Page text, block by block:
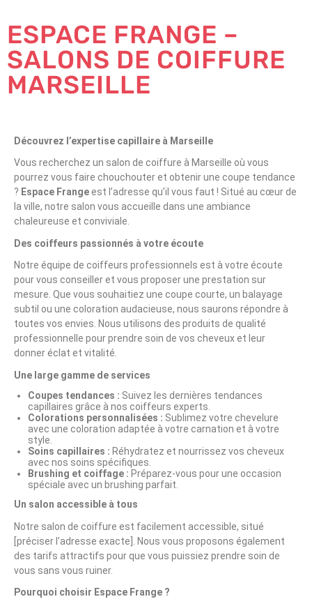
ESPACE FRANGE –
SALONS DE COIFFURE
MARSEILLE
Découvrez l’expertise capillaire à Marseille
Vous recherchez un salon de coiffure à Marseille où vous
pourrez vous faire chouchouter et obtenir une coupe tendance
? Espace Frangeest l’adresse qu’il vous faut ! Situé au cœur de
la ville, notre salon vous accueille dans une ambiance
chaleureuse et conviviale.
Des coiffeurs passionnés à votre écoute
Notre équipe de coiffeurs professionnels est à votre écoute
pour vous conseiller et vous proposer une prestation sur
mesure. Que vous souhaitiez une coupe courte, un balayage
subtil ou une coloration audacieuse, nous saurons répondre à
toutes vos envies. Nous utilisons des produits de qualité
professionnelle pour prendre soin de vos cheveux et leur
donner éclat et vitalité.
Une large gamme de services
Coupes tendances : Suivez les dernières tendances
capillaires grâce à nos coiffeurs experts.
Colorations personnalisées : Sublimez votre chevelure
avec une coloration adaptée à votre carnation et à votre
style.
Soins capillaires : Réhydratez et nourrissez vos cheveux
avec nos soins spécifiques.
Brushing et coiffage : Préparez-vous pour une occasion
spéciale avec un brushing parfait.
Un salon accessible à tous
Notre salon de coiffure est facilement accessible, situé
[préciser l’adresse exacte]. Nous vous proposons également
des tarifs attractifs pour que vous puissiez prendre soin de
vous sans vous ruiner.
Pourquoi choisir Espace Frange ?